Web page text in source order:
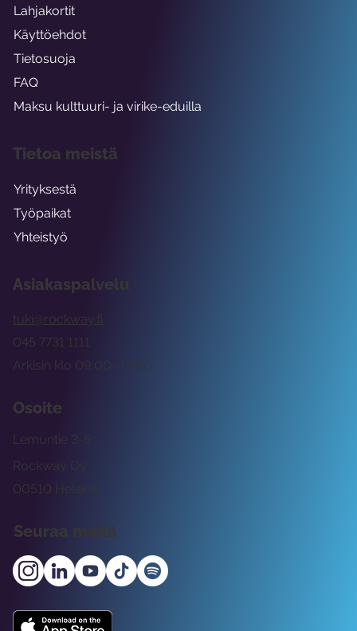
Asiakaspalvelu
tuki@rockway.fi
Arkisin klo 09:00 -15:00
045 7731 1111
Osoite
Rockway Oy
Lemuntie 3-5
00510 Helsinki
Seuraa meitä
Lahjakortit
Käyttöehdot
Tietosuoja
FAQ
Maksu kulttuuri- ja virike-eduilla
Tietoa meistä
Yrityksestä
Työpaikat
Yhteistyö